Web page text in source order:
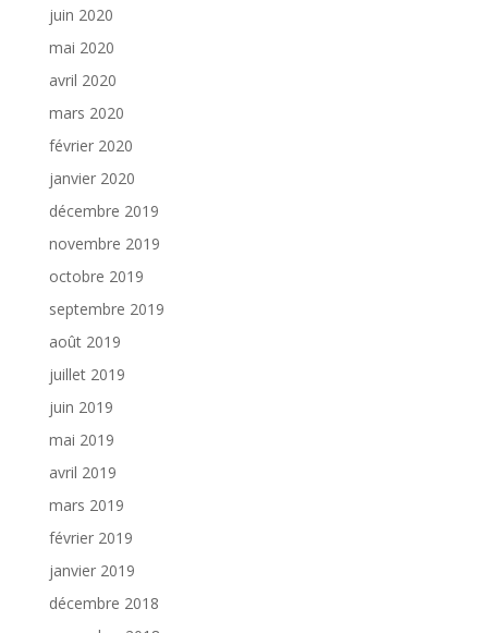
juin 2020
mai 2020
avril 2020
mars 2020
février 2020
janvier 2020
décembre 2019
novembre 2019
octobre 2019
septembre 2019
août 2019
juillet 2019
juin 2019
mai 2019
avril 2019
mars 2019
février 2019
janvier 2019
décembre 2018